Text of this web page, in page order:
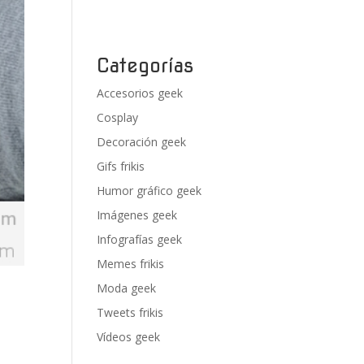
Categorías
Accesorios geek
Cosplay
Decoración geek
Gifs frikis
Humor gráfico geek
Imágenes geek
Infografías geek
Memes frikis
Moda geek
Tweets frikis
Vídeos geek